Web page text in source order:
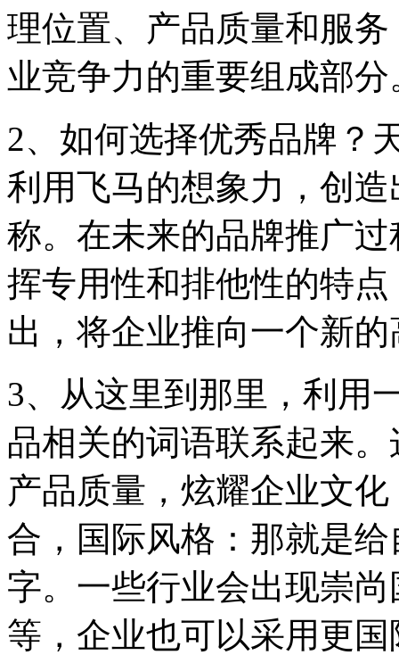
理位置、产品质量和服
业竞争力的重要组成部分
2、如何选择优秀品牌？
利用飞马的想象力，创
称。在未来的品牌推广
挥专用性和排他性的特
出，将企业推向一个新的
3、从这里到那里，利用
品相关的词语联系起来
产品质量，炫耀企业文
合，国际风格：那就是
字。一些行业会出现崇
等，企业也可以采用更